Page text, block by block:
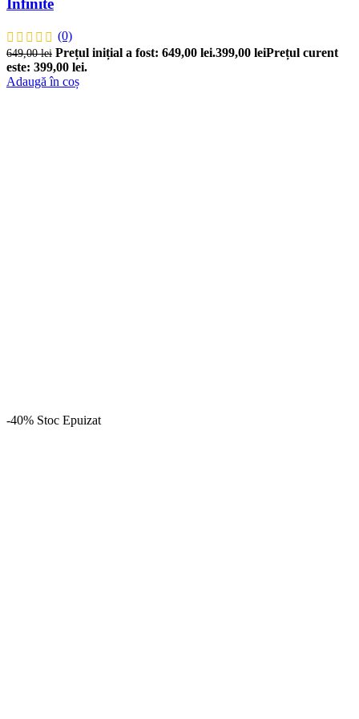
Infinite
(0)
649,00lei Prețul inițial a fost: 649,00 lei.399,00 leiPrețul curent
este: 399,00 lei.
Adaugă în coș
-40% Stoc Epuizat